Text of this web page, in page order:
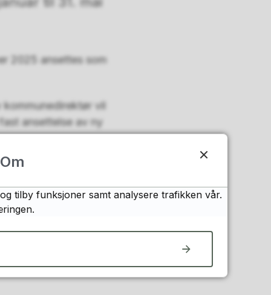
2025 ansettes som
vil
ansettelse av ny
Om
tilby funksjoner samt analysere trafikken vår.